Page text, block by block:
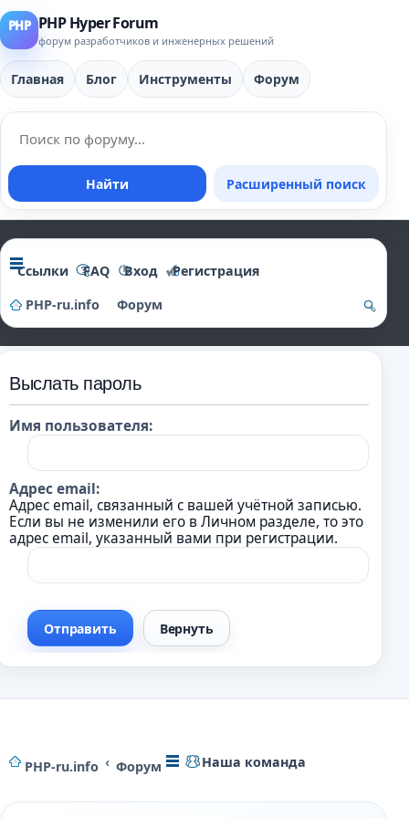
PHP Hyper Forum
форум разработчиков и инженерных решений
Главная Блог Инструменты Форум
Найти Расширенный поиск
Ссылки FAQ Вход
Регистрация
PHP-ru.info
Форум
Выслать пароль
Имя пользователя:
Адрес email:
Адрес email, связанный с вашей учётной записью.
Если вы не изменили его в Личном разделе, то это
адрес email, указанный вами при регистрации.
PHP-ru.info Форум Наша команда